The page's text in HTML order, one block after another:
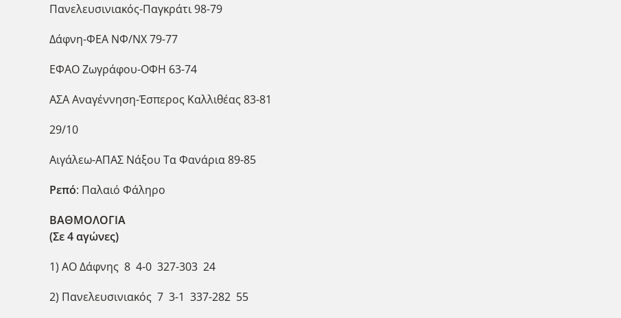
Πανελευσινιακός-Παγκράτι 98-79
Δάφνη-ΦΕΑ ΝΦ/ΝΧ 79-77
ΕΦΑΟ Ζωγράφου-ΟΦΗ 63-74
ΑΣΑ Αναγέννηση-Έσπερος Καλλιθέας 83-81
29/10
Αιγάλεω-ΑΠΑΣ Νάξου Τα Φανάρια 89-85
Ρεπό: Παλαιό Φάληρο
ΒΑΘΜΟΛΟΓΙΑ
(Σε 4 αγώνες)
1) ΑΟ Δάφνης 8 4-0 327-303 24
2) Πανελευσινιακός 7 3-1 337-282 55